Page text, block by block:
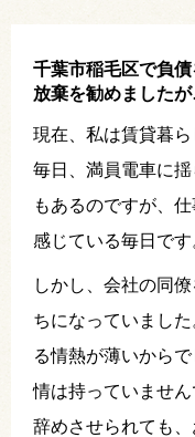
千葉市稲毛区で負
放棄を勧めました
現在、私は賃貸暮ら
毎日、満員電車に
もあるのですが、
感じている毎日です
しかし、会社の同
ちになっていまし
る情熱が薄いから
情は持っていませ
辞めさせられても